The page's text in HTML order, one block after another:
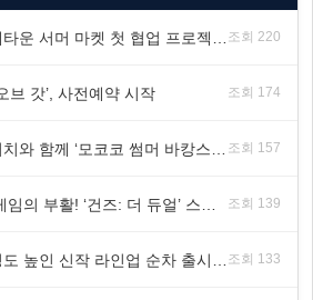
조회 220
브 갓’, 사전예약 시작 조회 174
조회 157
조회 139
조회 133